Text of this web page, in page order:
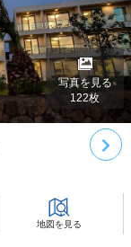
写真を見る
122枚
地図を見る